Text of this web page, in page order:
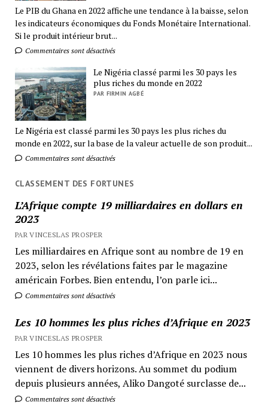
Le PIB du Ghana en 2022 affiche une tendance à la baisse, selon
les indicateurs économiques du Fonds Monétaire International.
Si le produit intérieur brut...
Commentaires sont désactivés
Le Nigéria classé parmi les 30 pays les
plus riches du monde en 2022
PAR FIRMIN AGBÉ
Le Nigéria est classé parmi les 30 pays les plus riches du
monde en 2022, sur la base de la valeur actuelle de son produit...
Commentaires sont désactivés
CLASSEMENT DES FORTUNES
L’Afrique compte 19 milliardaires en dollars en
2023
PAR VINCESLAS PROSPER
Les milliardaires en Afrique sont au nombre de 19 en
2023, selon les révélations faites par le magazine
américain Forbes. Bien entendu, l’on parle ici...
Commentaires sont désactivés
Les 10 hommes les plus riches d’Afrique en 2023
PAR VINCESLAS PROSPER
Les 10 hommes les plus riches d’Afrique en 2023 nous
viennent de divers horizons. Au sommet du podium
depuis plusieurs années, Aliko Dangoté surclasse de...
Commentaires sont désactivés